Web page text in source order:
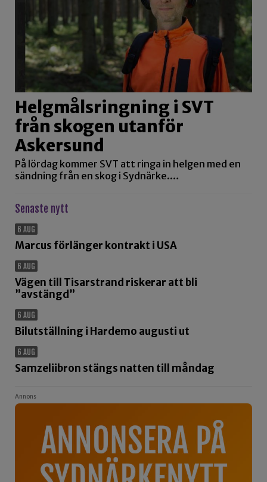
Helgmålsringning i SVT
från skogen utanför
Askersund
På lördag kommer SVT att ringa in helgen med en
sändning från en skog i Sydnärke.…
Senaste nytt
6 AUG
Marcus förlänger kontrakt i USA
6 AUG
Vägen till Tisarstrand riskerar att bli
”avstängd”
6 AUG
Bilutställning i Hardemo augusti ut
6 AUG
Samzeliibron stängs natten till måndag
Annons